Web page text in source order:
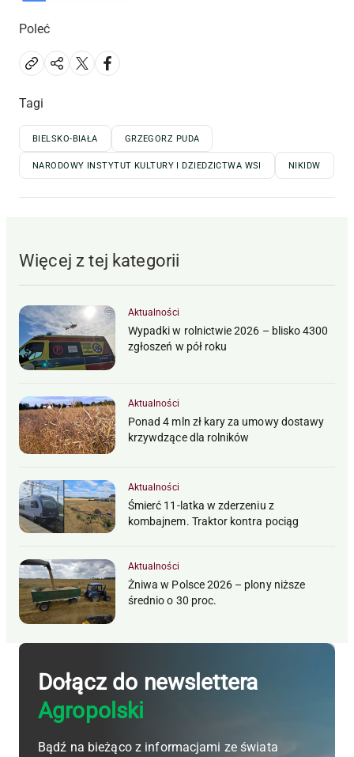
Poleć
Tagi
BIELSKO-BIAŁA GRZEGORZ PUDA
NARODOWY INSTYTUT KULTURY I DZIEDZICTWA WSI NIKIDW
Więcej z tej kategorii
Aktualności
Wypadki w rolnictwie 2026 – blisko 4300
zgłoszeń w pół roku
Aktualności
Ponad 4 mln zł kary za umowy dostawy
krzywdzące dla rolników
Aktualności
Śmierć 11-latka w zderzeniu z
kombajnem. Traktor kontra pociąg
Aktualności
Żniwa w Polsce 2026 – plony niższe
średnio o 30 proc.
Dołącz do newslettera
Agropolski
Bądź na bieżąco z informacjami ze świata